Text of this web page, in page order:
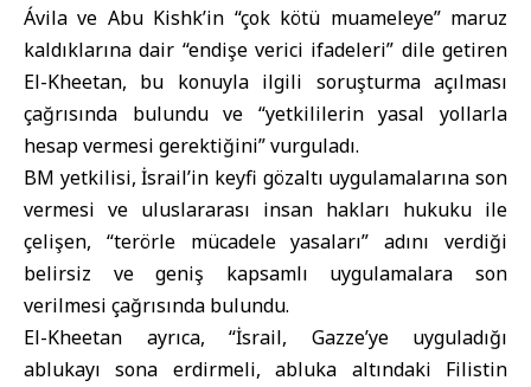
Ávila ve Abu Kishk’in “çok kötü muameleye” maruz
kaldıklarına dair “endişe verici ifadeleri” dile getiren
El-Kheetan, bu konuyla ilgili soruşturma açılması
çağrısında bulundu ve “yetkililerin yasal yollarla
hesap vermesi gerektiğini” vurguladı.
BM yetkilisi, İsrail’in keyfi gözaltı uygulamalarına son
vermesi ve uluslararası insan hakları hukuku ile
çelişen, “terörle mücadele yasaları” adını verdiği
belirsiz ve geniş kapsamlı uygulamalara son
verilmesi çağrısında bulundu.
El-Kheetan ayrıca, “İsrail, Gazze’ye uyguladığı
ablukayı sona erdirmeli, abluka altındaki Filistin